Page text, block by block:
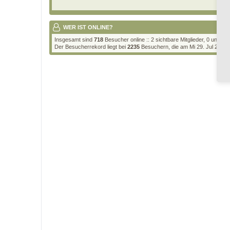
WER IST ONLINE?
Insgesamt sind 718 Besucher online :: 2 sichtbare Mitglieder, 0
Der Besucherrekord liegt bei 2235 Besuchern, die am Mi 29. Jul 2026,